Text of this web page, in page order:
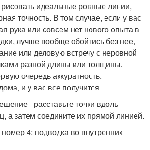
идеальные ровные линии,
точность. В том случае, если у вас
рука или совсем нет нового опыта в
лучше вообще обойтись без нее,
или деловую встречу с неровной
разной длины или толщины.
очередь аккуратность.
и у вас все получится.
- расставьте точки вдоль
а затем соедините их прямой линией.
4: подводка во внутренних